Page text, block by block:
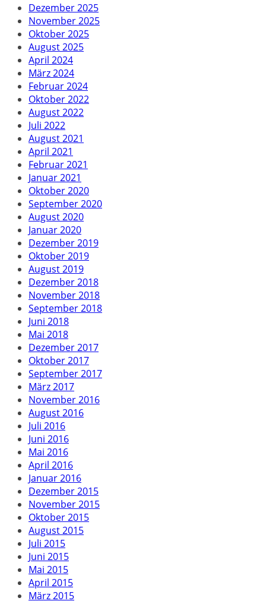
Dezember 2025
November 2025
Oktober 2025
August 2025
April 2024
März 2024
Februar 2024
Oktober 2022
August 2022
Juli 2022
August 2021
April 2021
Februar 2021
Januar 2021
Oktober 2020
September 2020
August 2020
Januar 2020
Dezember 2019
Oktober 2019
August 2019
Dezember 2018
November 2018
September 2018
Juni 2018
Mai 2018
Dezember 2017
Oktober 2017
September 2017
März 2017
November 2016
August 2016
Juli 2016
Juni 2016
Mai 2016
April 2016
Januar 2016
Dezember 2015
November 2015
Oktober 2015
August 2015
Juli 2015
Juni 2015
Mai 2015
April 2015
März 2015